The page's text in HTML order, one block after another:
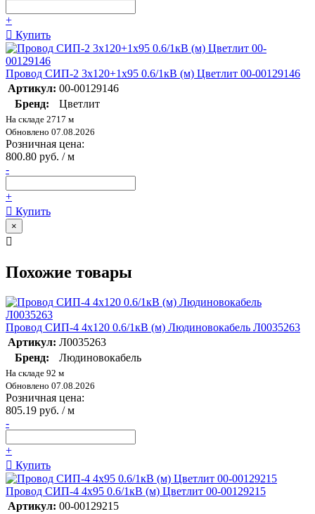
+
Купить
Провод СИП-2 3х120+1х95 0.6/1кВ (м) Цветлит 00-00129146
Артикул: 00-00129146
Бренд:
Цветлит
На складе 2717 м
Обновлено 07.08.2026
Розничная цена:
800.80 руб. / м
-
+
Купить
×
Похожие товары
Провод СИП-4 4х120 0.6/1кВ (м) Людиновокабель Л0035263
Артикул: Л0035263
Бренд:
Людиновокабель
На складе 92 м
Обновлено 07.08.2026
Розничная цена:
805.19 руб. / м
-
+
Купить
Провод СИП-4 4х95 0.6/1кВ (м) Цветлит 00-00129215
Артикул: 00-00129215